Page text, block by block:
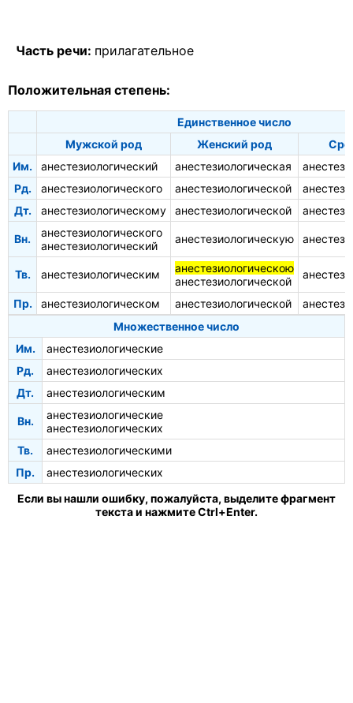
Часть речи: прилагательное
Положительная степень:
Единственное число
Мужской род
Женский род
Им.
анестезиологический анестезиологическая
Рд.
анестезиологического анестезиологической
Дт.
анестезиологическому анестезиологической
Вн.
анестезиологического
анестезиологический
анестезиологическую
Тв. анестезиологическим
анестезиологическою
анестезиологической
Пр. анестезиологическом анестезиологической
Множественное число
Им.
анестезиологические
Рд.
анестезиологических
Дт.
анестезиологическим
Вн.
анестезиологические
анестезиологических
Тв.
анестезиологическими
Пр.
анестезиологических
Если вы нашли ошибку, пожалуйста, выделите фрагмент
текста и нажмите Ctrl+Enter.